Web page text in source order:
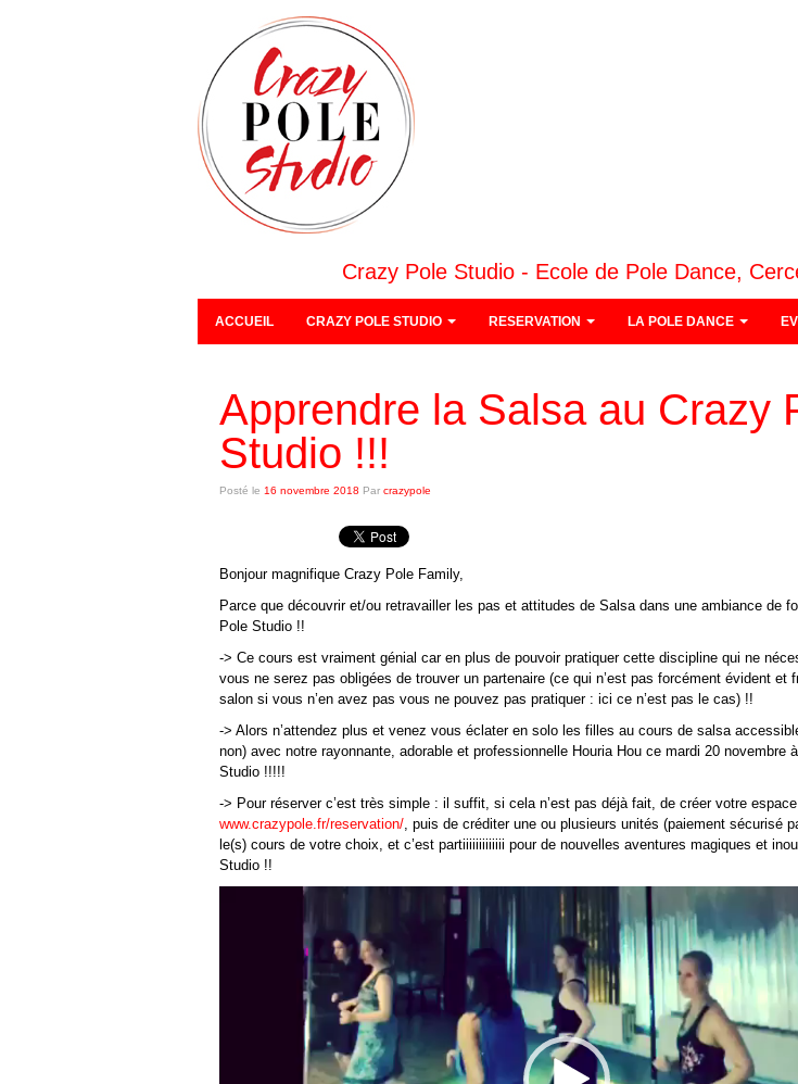
Crazy Pole Studio - Ecole de Pole Dance,
ACCUEIL CRAZY POLE STUDIO RESERVATION LA POLE DANCE
Apprendre la Salsa au Crazy
Studio !!!
Posté le 16 novembre 2018 Par crazypole
Bonjour magnifique Crazy Pole Family,
Parce que découvrir et/ou retravailler les pas et attitudes de Salsa dans une ambiance de
Pole Studio !!
-> Ce cours est vraiment génial car en plus de pouvoir pratiquer cette discipline qui ne
vous ne serez pas obligées de trouver un partenaire (ce qui n’est pas forcément évident et
salon si vous n’en avez pas vous ne pouvez pas pratiquer : ici ce n’est pas le cas) !!
-> Alors n’attendez plus et venez vous éclater en solo les filles au cours de salsa
non) avec notre rayonnante, adorable et professionnelle Houria Hou ce mardi 20 novembre
Studio !!!!!
-> Pour réserver c’est très simple : il suffit, si cela n’est pas déjà fait, de créer votre
www.crazypole.fr/reservation/, puis de créditer une ou plusieurs unités (paiement sécurisé
le(s) cours de votre choix, et c’est partiiiiiiiiiiiii pour de nouvelles aventures magiques et
Studio !!